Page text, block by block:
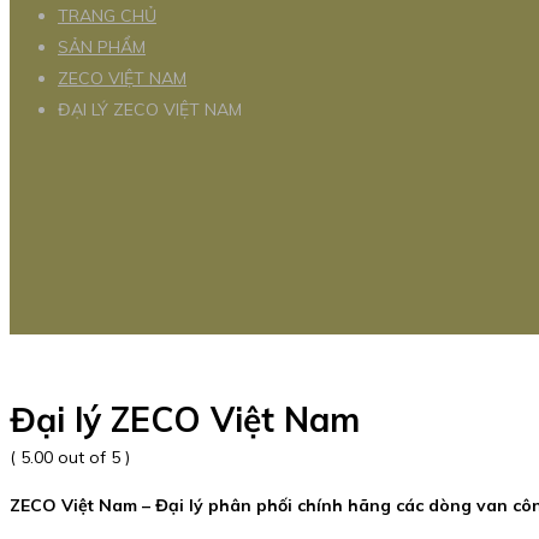
TRANG CHỦ
SẢN PHẨM
ZECO VIỆT NAM
ĐẠI LÝ ZECO VIỆT NAM
Đại lý ZECO Việt Nam
( 5.00 out of 5 )
ZECO Việt Nam – Đại lý phân phối chính hãng các dòng van